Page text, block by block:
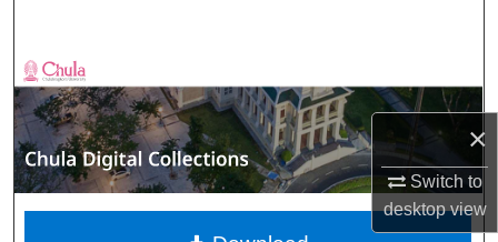
×
Switch to
desktopview
Browse Collections
My Account
About